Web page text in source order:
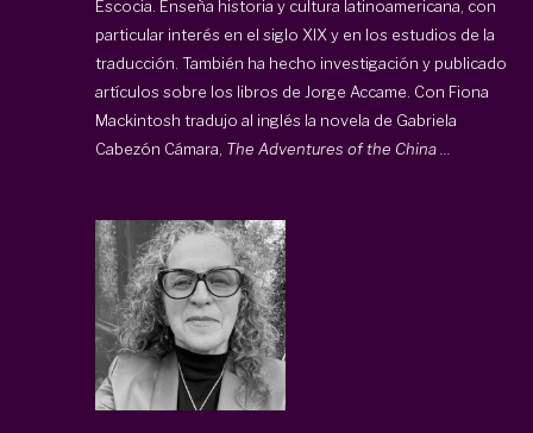
Escocia. Enseña historia y cultura latinoamericana, con
particular interés en el siglo XIX y en los estudios de la
traducción. También ha hecho investigación y publicado
artículos sobre los libros de Jorge Accame. Con Fiona
Mackintosh tradujo al inglés la novela de Gabriela
Cabezón Cámara, The Adventures of the China ...